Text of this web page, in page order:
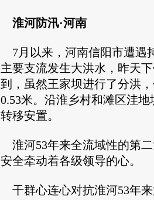
淮河防汛·河南
7月以来，河南信阳市遭遇
主要支流发生大洪水，昨天
到，虽然王家坝进行了分洪
0.53米。沿淮乡村和滩区洼
转移安置。
淮河53年来全流域性的第
安全牵动着各级领导的心。
干群心连心对抗淮河53年